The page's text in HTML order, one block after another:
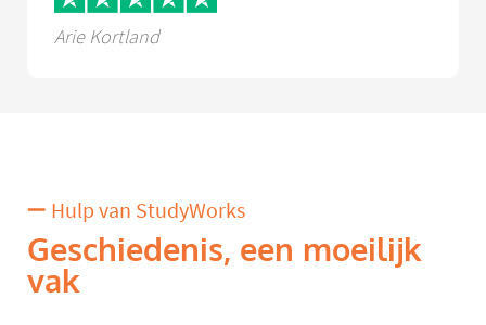
Arie Kortland
Hulp van StudyWorks
Geschiedenis, een moeilijk
vak